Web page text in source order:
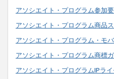
アソシエイト・プログラム参加
アソシエイト・プログラム商品
アソシエイト・プログラム・モ
アソシエイト・プログラム商標
アソシエイト・プログラムIPラ